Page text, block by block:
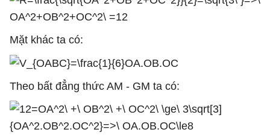
Mặt khác ta có:
Theo bất đẳng thức AM - GM ta có: